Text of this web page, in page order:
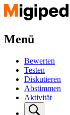
Menü
Bewerten
Testen
Diskutieren
Abstimmen
Aktivität